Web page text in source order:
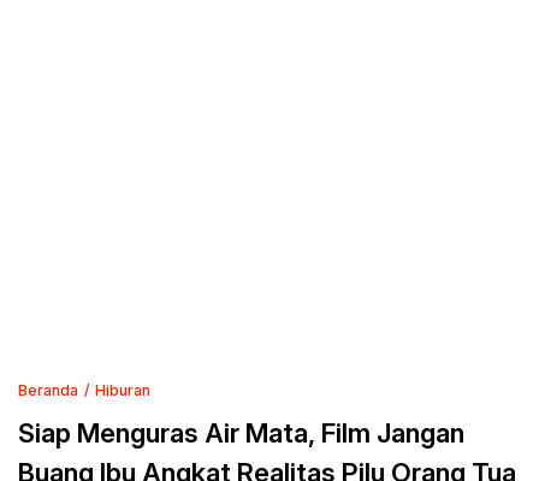
Beranda Hiburan
Siap Menguras Air Mata, Film Jangan
Buang Ibu Angkat Realitas Pilu Orang Tua